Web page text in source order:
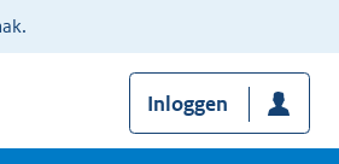
Inloggen